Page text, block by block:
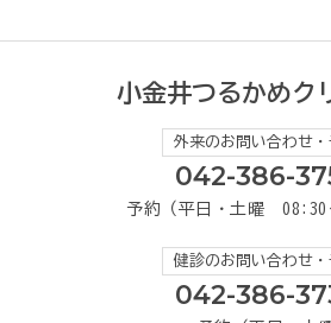
小金井つるかめク
外来のお問い合わせ・
042-386-
予約（平日・土曜 08:30
健診のお問い合わせ・
042-386-